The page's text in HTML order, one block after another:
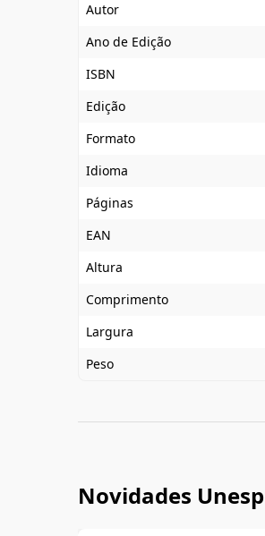
Autor
Ano de Edição
ISBN
Edição
Formato
Idioma
Páginas
EAN
Altura
Comprimento
Largura
Peso
Novidades Unesp